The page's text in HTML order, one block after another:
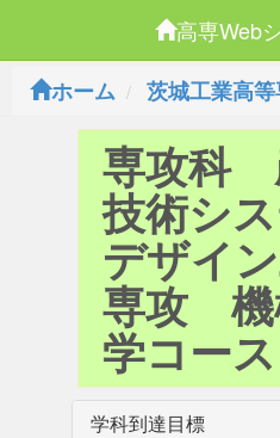
高専Web
ホーム
茨城工業高
専攻科
技術シ
デザイ
専攻 機
学コース
学科到達目標